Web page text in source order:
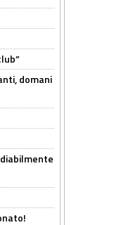
domani